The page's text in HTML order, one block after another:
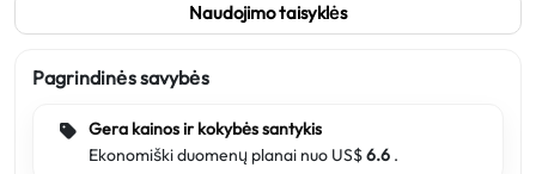
Naudojimo taisyklės
Pagrindinės savybės
Gera kainos ir kokybės santykis
Ekonomiški duomenų planai nuo US$6.6 .